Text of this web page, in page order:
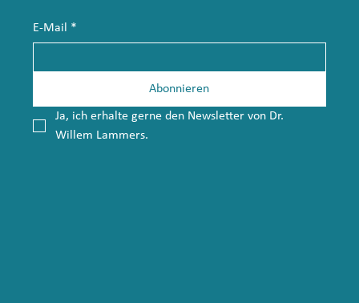
E-Mail *
Abonnieren
Ja, ich erhalte gerne den Newsletter von Dr.
Willem Lammers.